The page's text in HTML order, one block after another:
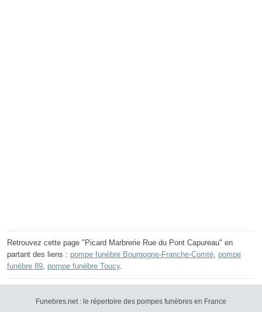
Retrouvez cette page "Picard Marbrerie Rue du Pont Capureau" en
partant des liens : pompe funèbre Bourgogne-Franche-Comté pompe
funèbre 89 pompe funèbre Toucy.
Funebres.net : le répertoire des pompes funèbres en France